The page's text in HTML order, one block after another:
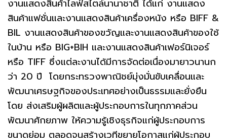
งานแสดงสินค้าไลฟ์สไตล์นานาชาติ ได้แก่ งานแสดง
สินค้าแฟชั่นและงานแสดงสินค้าเครื่องหนัง หรือ BIFF &
BIL งานแสดงสินค้าของขวัญและงานแสดงสินค้าของใช้
ในบ้าน หรือ BIG+BIH และงานแสดงสินค้าเฟอร์นิเจอร์
หรือ TIFF ซึ่งแต่ละงานได้มีการจัดต่อเนื่องมายาวนานก
ว่า 20 ปี โดยกระทรวงพาณิชย์มุ่งมั่นขับเคลื่อนและ
พัฒนาเศรษฐกิจของประเทศอย่างเป็นธรรมและยั่งยืน
โดย ส่งเสริมผู้ผลิตและผู้ประกอบการในทุกภาคส่วน
พัฒนาศักยภาพ ให้ความรู้เชิงธุรกิจแก่ผู้ประกอบการ